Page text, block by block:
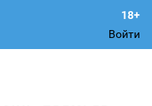
Войти